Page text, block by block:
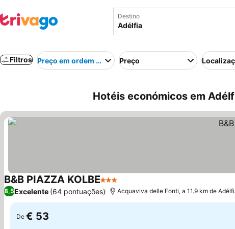
Destino
Filtros Preço em ordem crescentePreço
Hotéis económicos em
B&B PIAZZA KOLBE3 Estrelas
8,5Excelente (64 pontuações) Acquaviva delle Fonti, a 11.9 km de
De € 53